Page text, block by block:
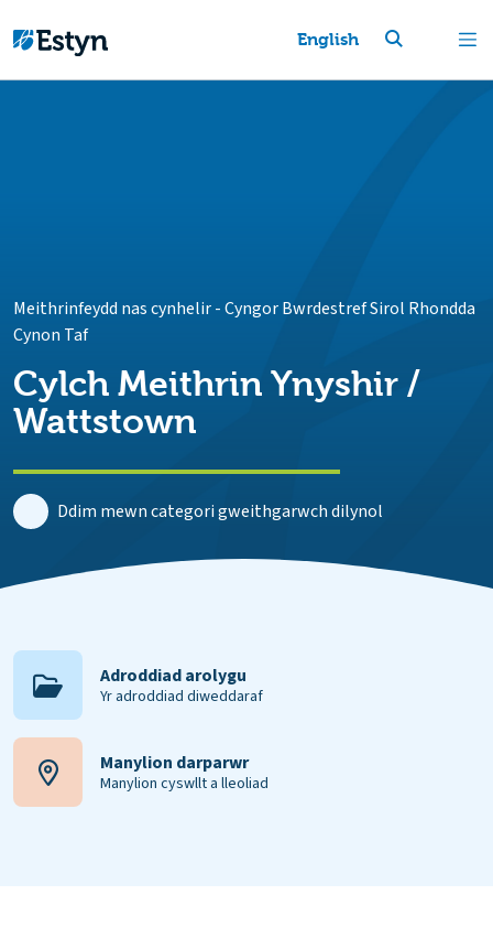
English
Meithrinfeydd nas cynhelir-Cyngor Bwrdestref Sirol Rhondda
Cynon Taf
Cylch Meithrin Ynyshir /
Wattstown
Ddim mewn categori gweithgarwch dilynol
Adroddiad arolygu
Yr adroddiad diweddaraf
Manylion darparwr
Manylion cyswllt a lleoliad